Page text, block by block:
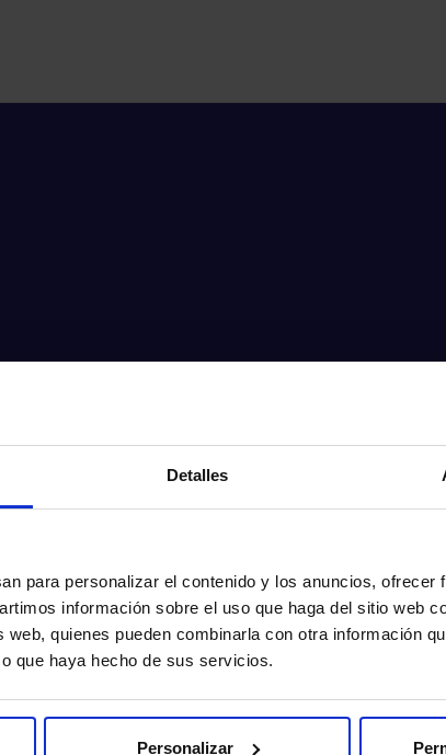
Detalles
para personalizar el contenido y los anuncios, ofrecer
información sobre el uso que haga del sitio web
quienes pueden combinarla con otra información
que haya hecho de sus servicios.
Personalizar